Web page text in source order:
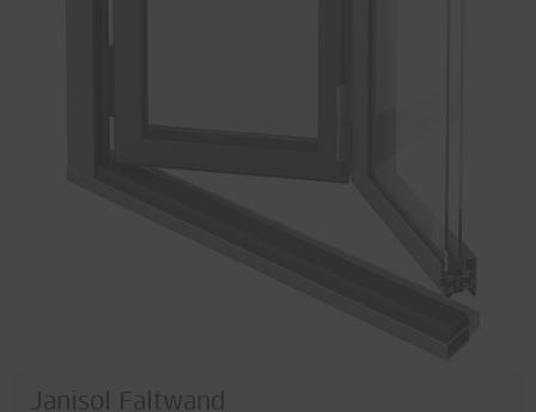
Janisol Faltwand